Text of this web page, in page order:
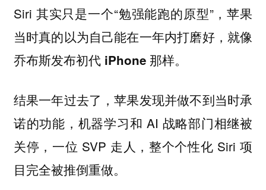
Siri 其实只是一个“勉强能跑的原型”，苹果
当时真的以为自己能在一年内打磨好，就像
乔布斯发布初代 iPhone 那样。
结果一年过去了，苹果发现并做不到当时承
诺的功能，机器学习和 AI 战略部门相继被
关停，一位 SVP 走人，整个个性化 Siri 项
目完全被推倒重做。